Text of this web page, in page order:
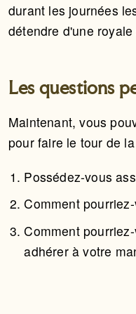
durant les journées
détendre d'une
Les questions
Maintenant, vous
pour faire le tour de
Possédez-vous
Comment
Comment
adhérer à votre